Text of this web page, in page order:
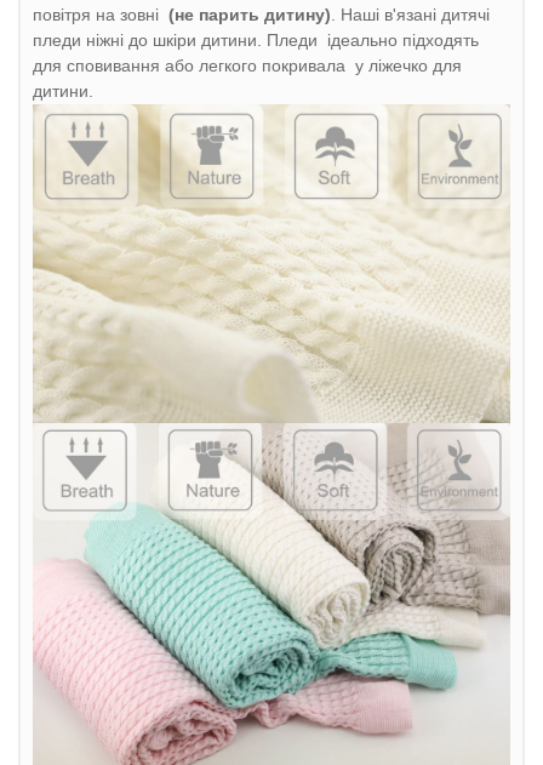
повітря на зовні (не парить дитину) . Наші в'язані дитячі
пледи ніжні до шкіри дитини. Пледи ідеально підходять
для сповивання або легкого покривала у ліжечко для
дитини.